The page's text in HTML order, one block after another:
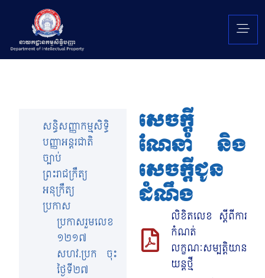
សន្ធិសញ្ញាកម្មសិទ្ធិ
បញ្ញាអន្តរជាតិ
ច្បាប់
ព្រះរាជក្រឹត្យ
អនុក្រឹត្យ
ប្រកាស
ប្រកាសរួមលេខ
១២១៧
សហវ.ប្រក ចុះ
ថ្ងៃទី២៧
សេចក្តី
ណែនាំ និង
សេចក្តីជូន
ដំណឹង
លិខិតលេខ ស្ដីពីការ
កំណត់
លក្ខណៈសម្បត្តិយាន
យន្តថ្មី